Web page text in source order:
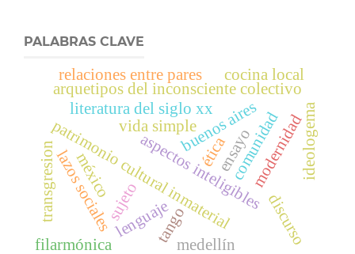
PALABRAS CLAVE
patrimonio cultural inmaterial
tango
aspectos inteligibles
buenos aires
arquetipos del inconsciente colectivo
lazos sociales modernidad
sujeto
lenguaje discurso
literatura del siglo xx ideologema
ensayo
filarmónica
transgresion méxico
vida simple comunidad
relaciones entre pares
ética
medellín
cocina local